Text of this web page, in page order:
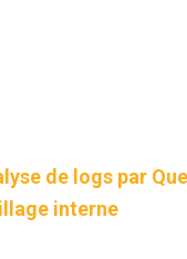
de logs par
interne